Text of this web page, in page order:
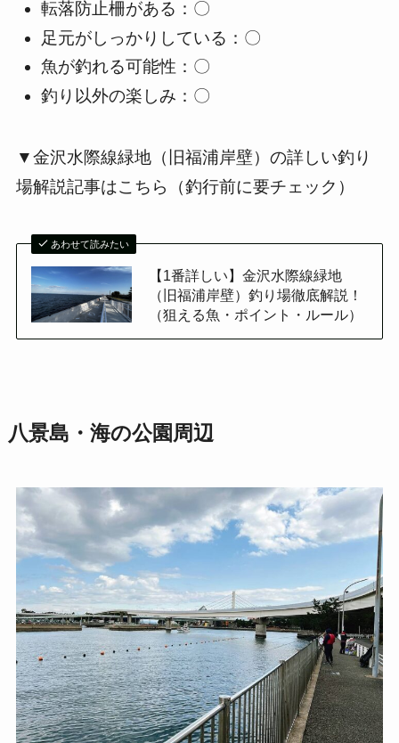
転落防止柵がある：〇
足元がしっかりしている：〇
魚が釣れる可能性：〇
釣り以外の楽しみ：〇
▼金沢水際線緑地（旧福浦岸壁）の詳しい釣り
場解説記事はこちら（釣行前に要チェック）
あわせて読みたい
【1番詳しい】金沢水際線緑地
（旧福浦岸壁）釣り場徹底解説！
（狙える魚・ポイント・ルール）
八景島・海の公園周辺